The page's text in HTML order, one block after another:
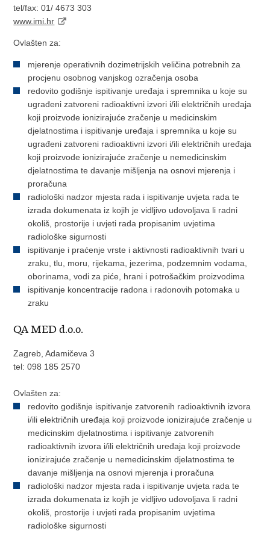
tel/fax: 01/ 4673 303
www.imi.hr
Ovlašten za:
mjerenje operativnih dozimetrijskih veličina potrebnih za
procjenu osobnog vanjskog ozračenja osoba
redovito godišnje ispitivanje uređaja i spremnika u koje su
ugrađeni zatvoreni radioaktivni izvori i/ili električnih uređaja
koji proizvode ionizirajuće zračenje u medicinskim
djelatnostima i ispitivanje uređaja i spremnika u koje su
ugrađeni zatvoreni radioaktivni izvori i/ili električnih uređaja
koji proizvode ionizirajuće zračenje u nemedicinskim
djelatnostima te davanje mišljenja na osnovi mjerenja i
proračuna
radiološki nadzor mjesta rada i ispitivanje uvjeta rada te
izrada dokumenata iz kojih je vidljivo udovoljava li radni
okoliš, prostorije i uvjeti rada propisanim uvjetima
radiološke sigurnosti
ispitivanje i praćenje vrste i aktivnosti radioaktivnih tvari u
zraku, tlu, moru, rijekama, jezerima, podzemnim vodama,
oborinama, vodi za piće, hrani i potrošačkim proizvodima
ispitivanje koncentracije radona i radonovih potomaka u
zraku
QA MED d.o.o.
Zagreb, Adamičeva 3
tel: 098 185 2570
Ovlašten za:
redovito godišnje ispitivanje zatvorenih radioaktivnih izvora
i/ili električnih uređaja koji proizvode ionizirajuće zračenje u
medicinskim djelatnostima i ispitivanje zatvorenih
radioaktivnih izvora i/ili električnih uređaja koji proizvode
ionizirajuće zračenje u nemedicinskim djelatnostima te
davanje mišljenja na osnovi mjerenja i proračuna
radiološki nadzor mjesta rada i ispitivanje uvjeta rada te
izrada dokumenata iz kojih je vidljivo udovoljava li radni
okoliš, prostorije i uvjeti rada propisanim uvjetima
radiološke sigurnosti